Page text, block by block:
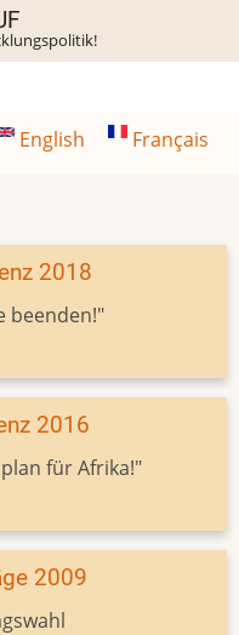
English Français
2018
beenden!"
2016
für Afrika!"
2009